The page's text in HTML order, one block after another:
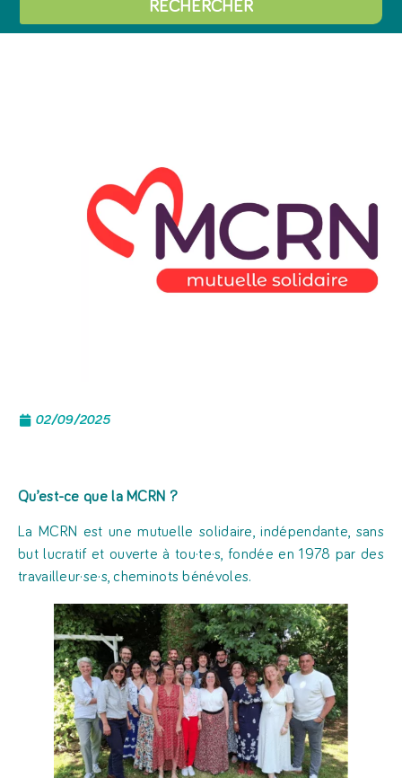
RECHERCHER
02/09/2025
Qu’est-ce quela MCRN ?
La MCRN est une mutuelle solidaire, indépendante, sans
but lucratif et ouverte à tou·te·s, fondée en 1978 par des
travailleur·se·s, cheminots bénévoles.